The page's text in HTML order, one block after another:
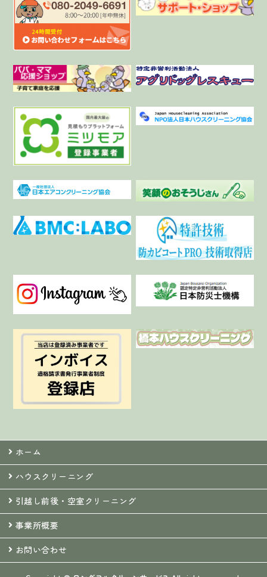
ホーム
ハウスクリーニング
引越し前後・空室クリーニング
事業所概要
お問い合わせ